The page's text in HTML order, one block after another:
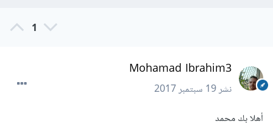
1
Mohamad Ibrahim3
نشر19 سبتمبر 2017
أهلا بك محمد